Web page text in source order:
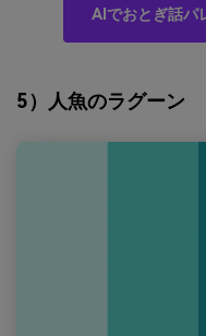
AIでおとぎ話パ
5）人魚のラグーン